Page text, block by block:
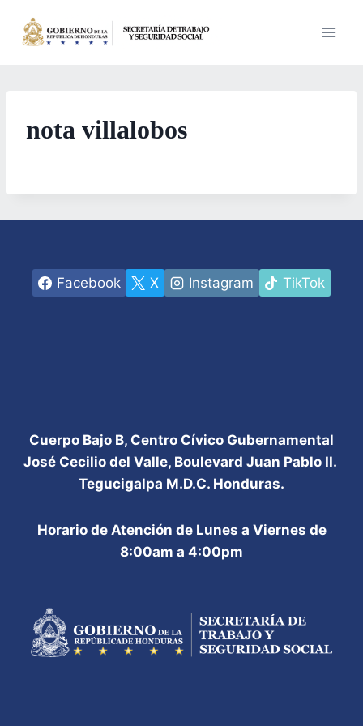
nota villalobos
Facebook X Instagram TikTok
Cuerpo Bajo B, Centro Cívico Gubernamental
José Cecilio del Valle, Boulevard Juan Pablo II.
Tegucigalpa M.D.C. Honduras.
Horario de Atención de Lunes a Viernes de
8:00am a 4:00pm